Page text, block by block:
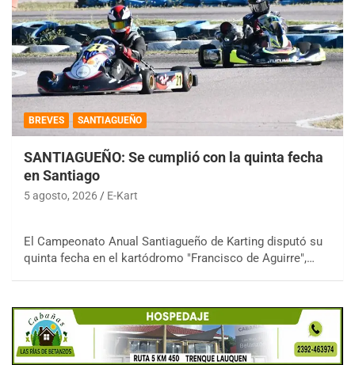
BREVES SANTIAGUEÑO
SANTIAGUEÑO: Se cumplió con la quinta fecha
en Santiago
5 agosto, 2026 E-Kart
El Campeonato Anual Santiagueño de Karting disputó su
quinta fecha en el kartódromo "Francisco de Aguirre",…